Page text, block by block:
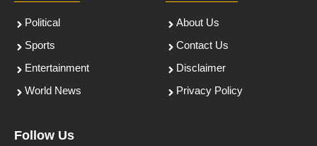
Political
Sports
Entertainment
World News
About Us
Contact Us
Disclaimer
Privacy Policy
Follow Us